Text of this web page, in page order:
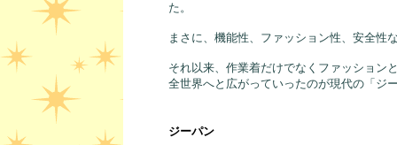
た。
まさに、機能性、ファッション性、安全性
それ以来、作業着だけでなくファッション
全世界へと広がっていったのが現代の「ジ
ジーパン